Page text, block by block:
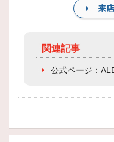
来
関連記事
公式ページ：